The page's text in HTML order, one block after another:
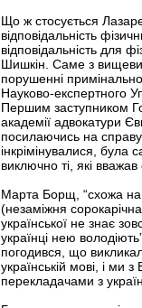
Що ж стосується
відповідальність
відповідальність для
Шишкін. Саме з
порушенні
Науково-експертного
Першим заступником
академії адвокатури
посилаючись на
інкрімінувалися, була
виключно ті, які
Марта Борщ, “схожа на
(незаміжня
української не знає
українці нею
погодився, що
українській мові, і ми
перекладачами з